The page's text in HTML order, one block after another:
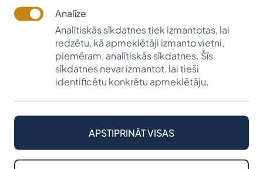
fondā arvien biežāk nākas pārliecināties, ka
vēlme likt dzīvot nākotnē savu vecāku
lolotajiem sapņiem vada ne vienu vien
ziedotāju, liekot uzcelt īstu, dzīvu un mūžīgu
pieminekli savu vecāku piemiņai. Šogad
vēlmi padarīt nemirstīgu sava […]
UZZINĀT VAIRĀK
Analīze
Analītiskās sīkdatnes tiek izmantotas, lai
redzētu, kā apmeklētāji izmanto vietni,
piemēram, analītiskās sīkdatnes. Šīs
sīkdatnes nevar izmantot, lai tieši
identificētu konkrētu apmeklētāju.
APSTIPRINĀT VISAS